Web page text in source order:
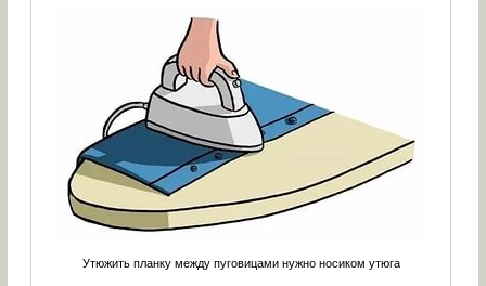
Утюжить планку между пуговицами нужно носиком утюга